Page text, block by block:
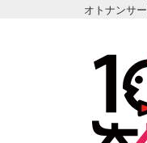
オトナンサ